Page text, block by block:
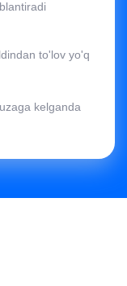
to'lov yo'q
kelganda